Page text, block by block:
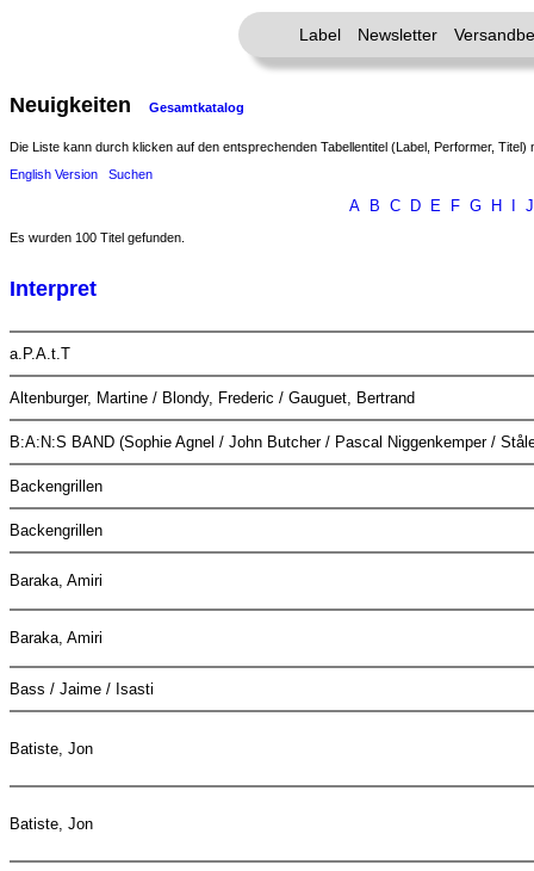
Label Newsletter
Neuigkeiten Gesamtkatalog
Die Liste kann durch klicken auf den entsprechenden Tabellentitel (Label, Performer,
English Version
Suchen
A B C D E F G H J
Es wurden 100 Titel gefunden.
Interpret
a.P.A.t.T
Altenburger, Martine / Blondy, Frederic / Gauguet, Bertrand
B:A:N:S BAND (Sophie Agnel / John Butcher / Pascal Niggenkemper /
Backengrillen
Backengrillen
Baraka, Amiri
Baraka, Amiri
Bass / Jaime / Isasti
Batiste, Jon
Batiste, Jon